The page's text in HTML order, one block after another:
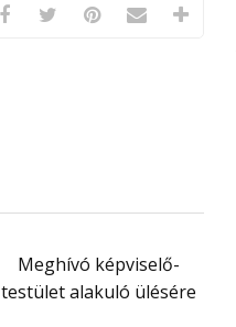
Meghívó képviselő-
testület alakuló ülésére